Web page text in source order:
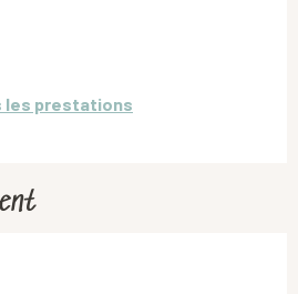
prestations